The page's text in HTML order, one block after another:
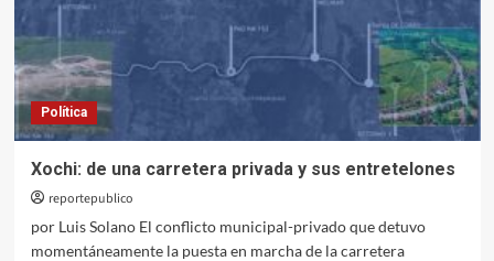
entre
Irán
y
Estados
Unidos
Política
Xochi: de una carretera privada y sus entretelones
reportepublico
por Luis Solano El conflicto municipal-privado que detuvo
momentáneamente la puesta en marcha de la carretera